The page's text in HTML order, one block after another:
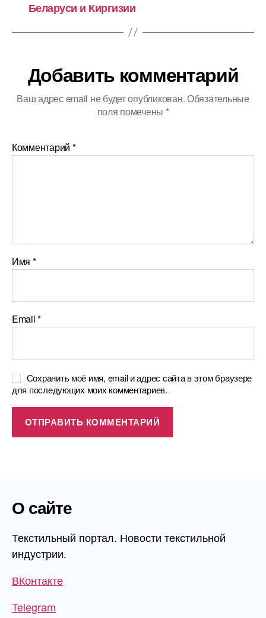
Беларуси и Киргизии
Добавить комментарий
Ваш адрес email не будет опубликован.Обязательные
поля помечены *
Комментарий *
Имя *
Email*
Сохранить моё имя, email и адрес сайта в этом браузере
для последующих моих комментариев.
О сайте
Текстильный портал. Новости текстильной
индустрии.
ВКонтакте
Telegram